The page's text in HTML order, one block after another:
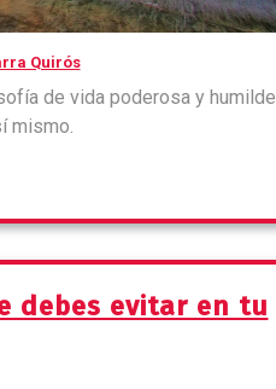
Quirós
de vida poderosa y humilde
mismo.
debes evitar en tu